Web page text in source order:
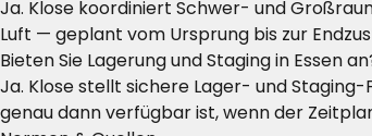
Ja. Klose koordiniert Schwer- und
Luft — geplant vom Ursprung bis zur
Bieten Sie Lagerung und Staging in Essen
Ja. Klose stellt sichere Lager- und
genau dann verfügbar ist, wenn der